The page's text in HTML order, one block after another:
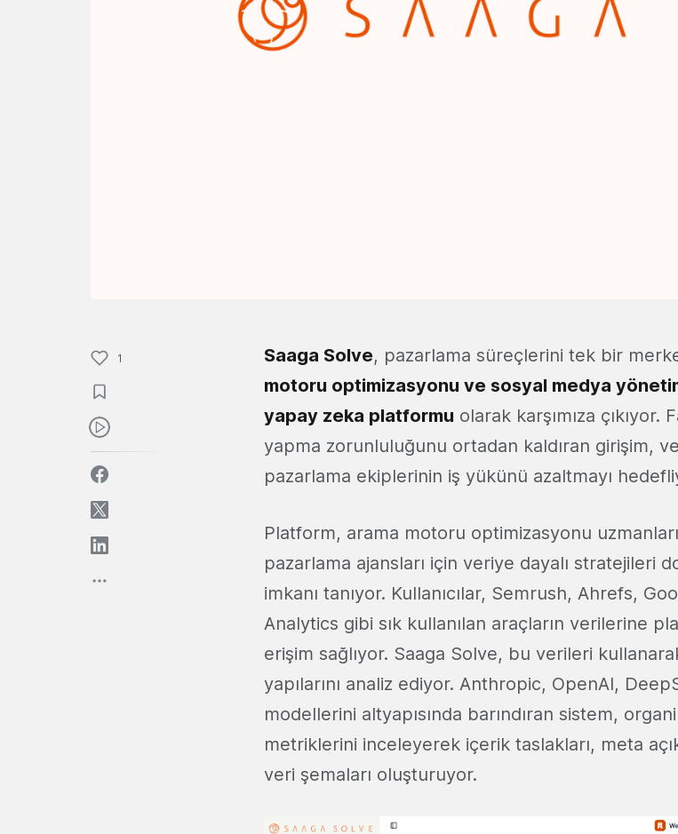
1 Saaga Solve, pazarlama süreçlerini tek bir
motoru optimizasyonu ve sosyal medya
yapay zeka platformu olarak karşımıza çıkıyor.
yapma zorunluluğunu ortadan kaldıran girişim,
pazarlama ekiplerinin iş yükünü azaltmayı
Platform, arama motoru optimizasyonu
pazarlama ajansları için veriye dayalı stratejileri
imkanı tanıyor. Kullanıcılar, Semrush, Ahrefs,
Analytics gibi sık kullanılan araçların verilerine
erişim sağlıyor. Saaga Solve, bu verileri
yapılarını analiz ediyor. Anthropic, OpenAI,
modellerini altyapısında barındıran sistem,
metriklerini inceleyerek içerik taslakları, meta
veri şemaları oluşturuyor.